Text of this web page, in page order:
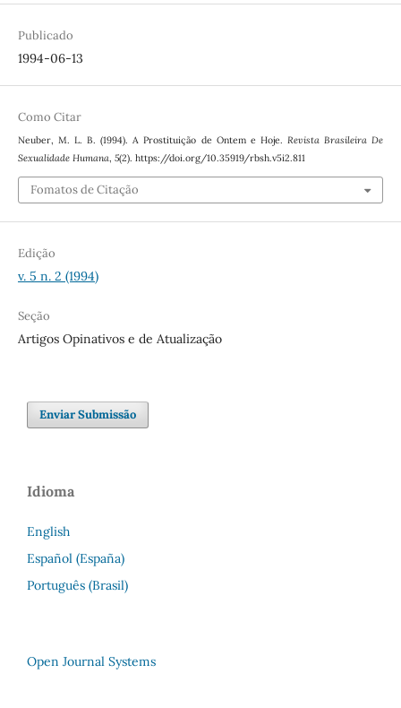
Publicado
1994-06-13
Como Citar
Neuber, M. L. B. (1994). A Prostituição de Ontem e Hoje. Revista Brasileira De
Sexualidade Humana, 5(2). https://doi.org/10.35919/rbsh.v5i2.811
Fomatos de Citação
Edição
v. 5 n. 2 (1994)
Seção
Artigos Opinativos e de Atualização
Enviar Submissão
Idioma
English
Español (España)
Português (Brasil)
Open Journal Systems